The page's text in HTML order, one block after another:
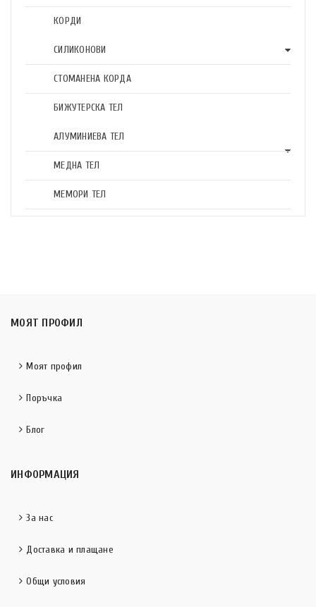
КОРДИ
СИЛИКОНОВИ
СТОМАНЕНА КОРДА
БИЖУТЕРСКА ТЕЛ
АЛУМИНИЕВА ТЕЛ
МЕДНА ТЕЛ
МЕМОРИ ТЕЛ
МОЯТ ПРОФИЛ
Моят профил
Поръчка
Блог
ИНФОРМАЦИЯ
За нас
Доставка и плащане
Общи условия